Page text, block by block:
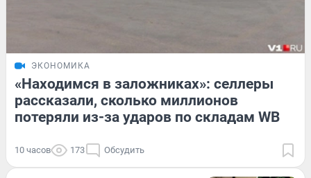
ЭКОНОМИКА
«Находимся в заложниках»: селлеры
рассказали, сколько миллионов
потеряли из-за ударов по складам WB
10 часов 173 Обсудить